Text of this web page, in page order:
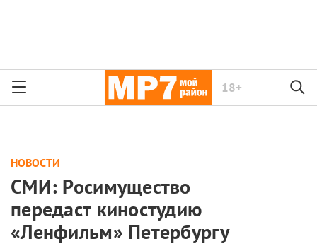
18+
НОВОСТИ
СМИ: Росимущество
передаст киностудию
«Ленфильм» Петербургу